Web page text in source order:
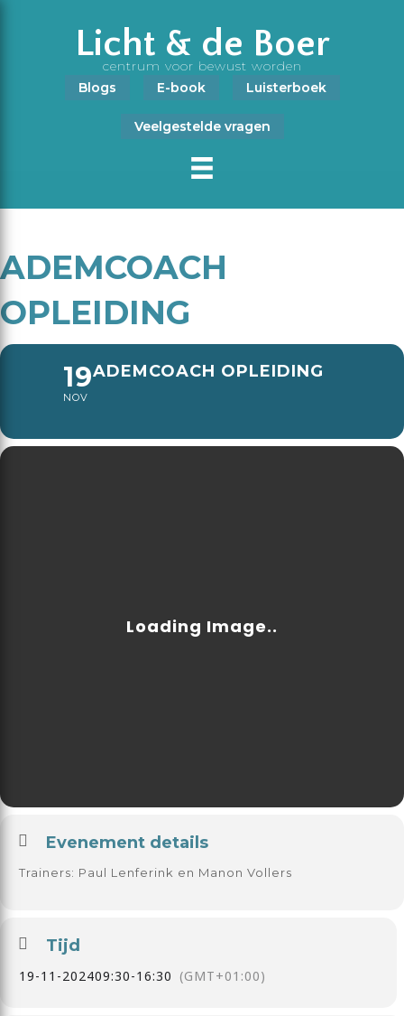
Licht & de Boer
centrum voor bewust worden
Blogs
E-book Luisterboek
Veelgestelde vragen
ADEMCOACH
OPLEIDING
19
NOV
ADEMCOACH OPLEIDING
Evenement details
Trainers: Paul Lenferink en Manon Vollers
Tijd
19-11-202409:30-16:30 (GMT+01:00)